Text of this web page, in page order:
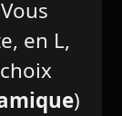
en L,
)